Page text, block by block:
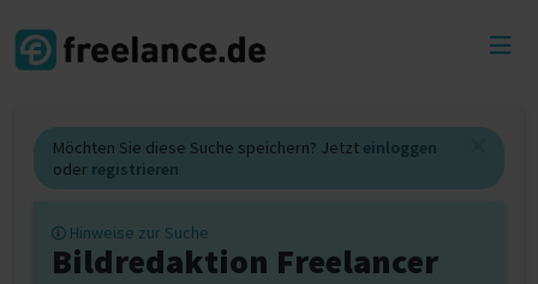
Möchten Sie diese Suche speichern? Jetzt einloggen
oder registrieren
Hinweise zur Suche
Bildredaktion Freelancer